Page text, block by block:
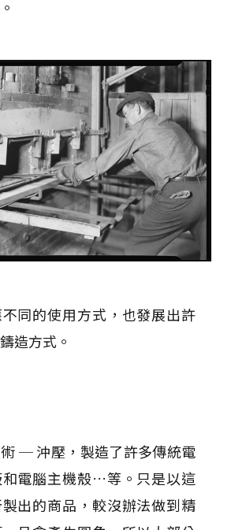
同的使用方式，也發展出許
造方式。
─ 沖壓，製造了許多傳統電
電腦主機殼…等。只是以這
出的商品，較沒辦法做到精